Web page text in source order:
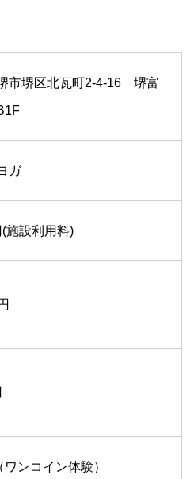
市堺区北瓦町2-4-16 堺富
ガ
施設利用料)
ンコイン体験）